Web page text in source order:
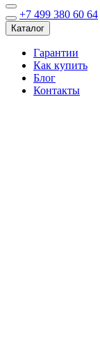
+7 499 380 60 64
Каталог
Гарантии
Как купить
Блог
Контакты